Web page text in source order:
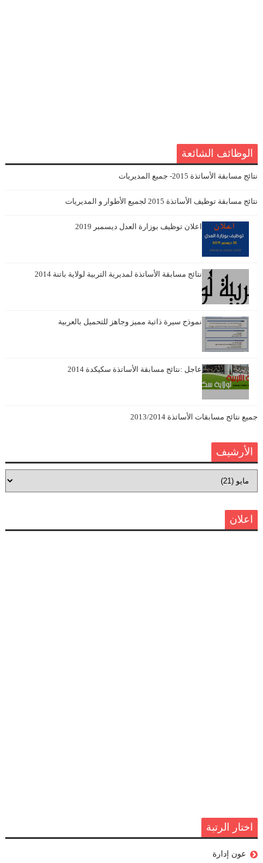
الوظائف الشائعة
نتائج مسابقة الأساتذة 2015- جميع المديريات
نتائج مسابقة توظيف الأساتذة 2015 لجميع الأطوار و المديريات
اعلان توظيف بوزارة العدل ديسمبر 2019
نتائج مسابقة الأساتذة لمديرية التربية لولاية باتنة 2014
نموذج سيرة ذاتية مميز وجاهز للتحميل بالعربية
عاجل :نتائج مسابقة الأساتذة سكيكدة 2014
جميع نتائج مسابقات الأساتذة 2013/2014
الأرشيف
اعلان
اختار الرتبة
عون إدارة